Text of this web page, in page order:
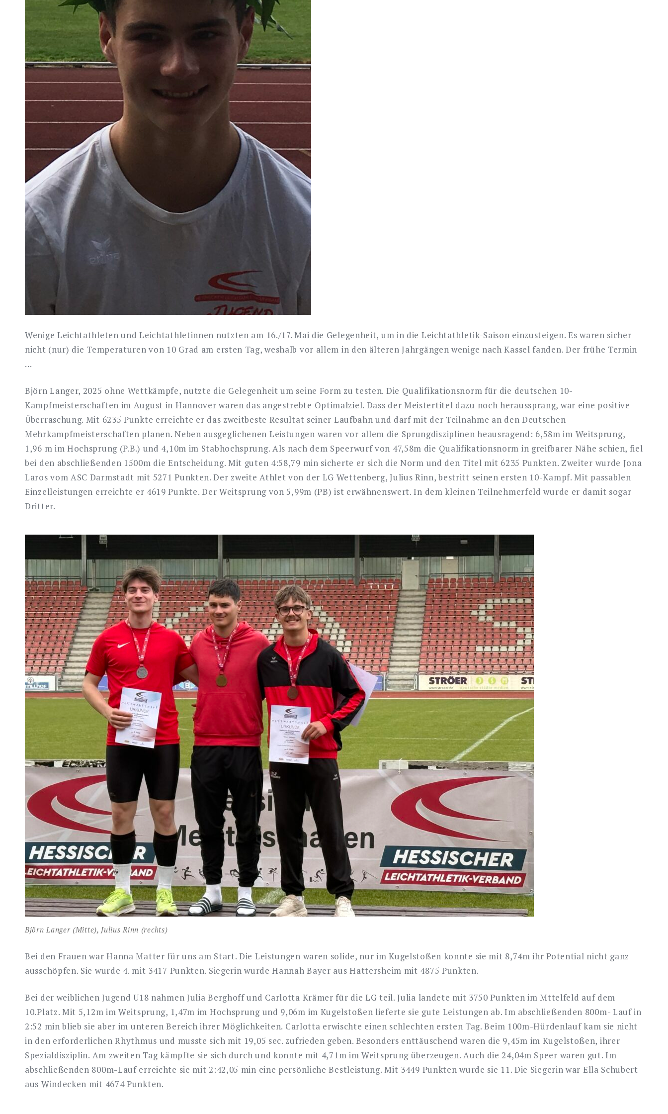
Wenige Leichtathleten und Leichtathletinnen nutzten am 16./17. Mai die Gelegenheit, um in die Leichtathletik-Saison einzusteigen. Es waren sicher
nicht (nur) die Temperaturen von 10 Grad am ersten Tag, weshalb vor allem in den älteren Jahrgängen wenige nach Kassel fanden. Der frühe Termin
…
Björn Langer, 2025 ohne Wettkämpfe, nutzte die Gelegenheit um seine Form zu testen. Die Qualifikationsnorm für die deutschen 10-
Kampfmeisterschaften im August in Hannover waren das angestrebte Optimalziel. Dass der Meistertitel dazu noch heraussprang, war eine positive
Überraschung. Mit 6235 Punkte erreichte er das zweitbeste Resultat seiner Laufbahn und darf mit der Teilnahme an den Deutschen
Mehrkampfmeisterschaften planen. Neben ausgeglichenen Leistungen waren vor allem die Sprungdisziplinen heausragend: 6,58m im Weitsprung,
1,96 m im Hochsprung (P.B.) und 4,10m im Stabhochsprung. Als nach dem Speerwurf von 47,58m die Qualifikationsnorm in greifbarer Nähe schien, fiel
bei den abschließenden 1500m die Entscheidung. Mit guten 4:58,79 min sicherte er sich die Norm und den Titel mit 6235 Punkten. Zweiter wurde Jona
Laros vom ASC Darmstadt mit 5271 Punkten. Der zweite Athlet von der LG Wettenberg, Julius Rinn, bestritt seinen ersten 10-Kampf. Mit passablen
Einzelleistungen erreichte er 4619 Punkte. Der Weitsprung von 5,99m (PB) ist erwähnenswert. In dem kleinen Teilnehmerfeld wurde er damit sogar
Dritter.
Björn Langer (Mitte), Julius Rinn (rechts)
Bei den Frauen war Hanna Matter für uns am Start. Die Leistungen waren solide, nur im Kugelstoßen konnte sie mit 8,74m ihr Potential nicht ganz
ausschöpfen. Sie wurde 4. mit 3417 Punkten. Siegerin wurde Hannah Bayer aus Hattersheim mit 4875 Punkten.
Bei der weiblichen Jugend U18 nahmen Julia Berghoff und Carlotta Krämer für die LG teil. Julia landete mit 3750 Punkten im Mttelfeld auf dem
10.Platz. Mit 5,12m im Weitsprung, 1,47m im Hochsprung und 9,06m im Kugelstoßen lieferte sie gute Leistungen ab. Im abschließenden 800m- Lauf in
2:52 min blieb sie aber im unteren Bereich ihrer Möglichkeiten. Carlotta erwischte einen schlechten ersten Tag. Beim 100m-Hürdenlauf kam sie nicht
in den erforderlichen Rhythmus und musste sich mit 19,05 sec. zufrieden geben. Besonders enttäuschend waren die 9,45m im Kugelstoßen, ihrer
Spezialdisziplin. Am zweiten Tag kämpfte sie sich durch und konnte mit 4,71m im Weitsprung überzeugen. Auch die 24,04m Speer waren gut. Im
abschließenden 800m-Lauf erreichte sie mit 2:42,05 min eine persönliche Bestleistung. Mit 3449 Punkten wurde sie 11. Die Siegerin war Ella Schubert
aus Windecken mit 4674 Punkten.